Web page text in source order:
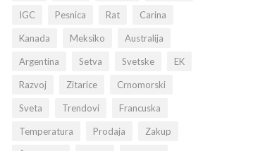
IGC Pesnica Rat Carina
Kanada Meksiko Australija
Argentina Setva Svetske EK
Razvoj Zitarice Crnomorski
Sveta Trendovi Francuska
Temperatura Prodaja Zakup